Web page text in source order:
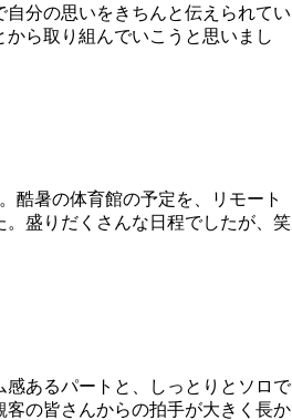
分の思いをきちんと伝えられてい
ら取り組んでいこうと思いまし
酷暑の体育館の予定を、リモート
盛りだくさんな日程でしたが、笑
あるパートと、しっとりとソロで
の皆さんからの拍手が大きく長か